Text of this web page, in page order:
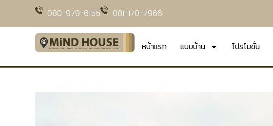
080-979-6155 081-170-7966
หน้าแรก แบบบ้าน โปรโมชั่น